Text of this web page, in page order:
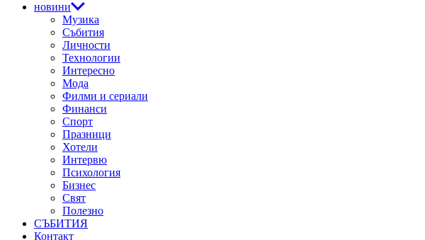
новини
Музика
Събития
Личности
Технологии
Интересно
Мода
Филми и сериали
Финанси
Спорт
Празници
Хотели
Интервю
Психология
Бизнес
Свят
Полезно
СЪБИТИЯ
Контакт